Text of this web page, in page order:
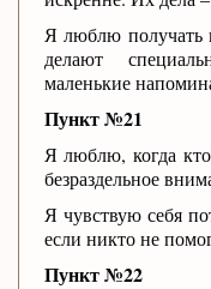
Я люблю получать
делают
маленькие
Пункт №21
Я люблю, когда
безраздельное
Я чувствую себя
если никто не
Пункт №22